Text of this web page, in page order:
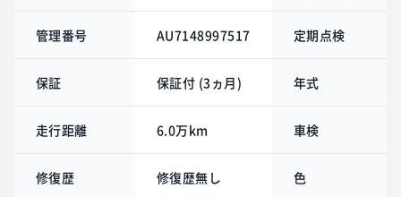
管理番号 AU7148997517 定期点検
保証 保証付 (3ヵ月) 年式
走行距離 6.0万km 車検
修復歴 修復歴無し 色